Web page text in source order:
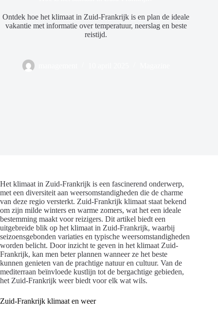
Ontdek hoe het klimaat in Zuid-Frankrijk is en plan de ideale
vakantie met informatie over temperatuur, neerslag en beste
reistijd.
Het klimaat in Zuid-Frankrijk is een fascinerend onderwerp,
met een diversiteit aan weersomstandigheden die de charme
van deze regio versterkt. Zuid-Frankrijk klimaat staat bekend
om zijn milde winters en warme zomers, wat het een ideale
bestemming maakt voor reizigers. Dit artikel biedt een
uitgebreide blik op het klimaat in Zuid-Frankrijk, waarbij
seizoensgebonden variaties en typische weersomstandigheden
worden belicht. Door inzicht te geven in het klimaat Zuid-
Frankrijk, kan men beter plannen wanneer ze het beste
kunnen genieten van de prachtige natuur en cultuur. Van de
mediterraan beïnvloede kustlijn tot de bergachtige gebieden,
het Zuid-Frankrijk weer biedt voor elk wat wils.
Zuid-Frankrijk klimaat en weer